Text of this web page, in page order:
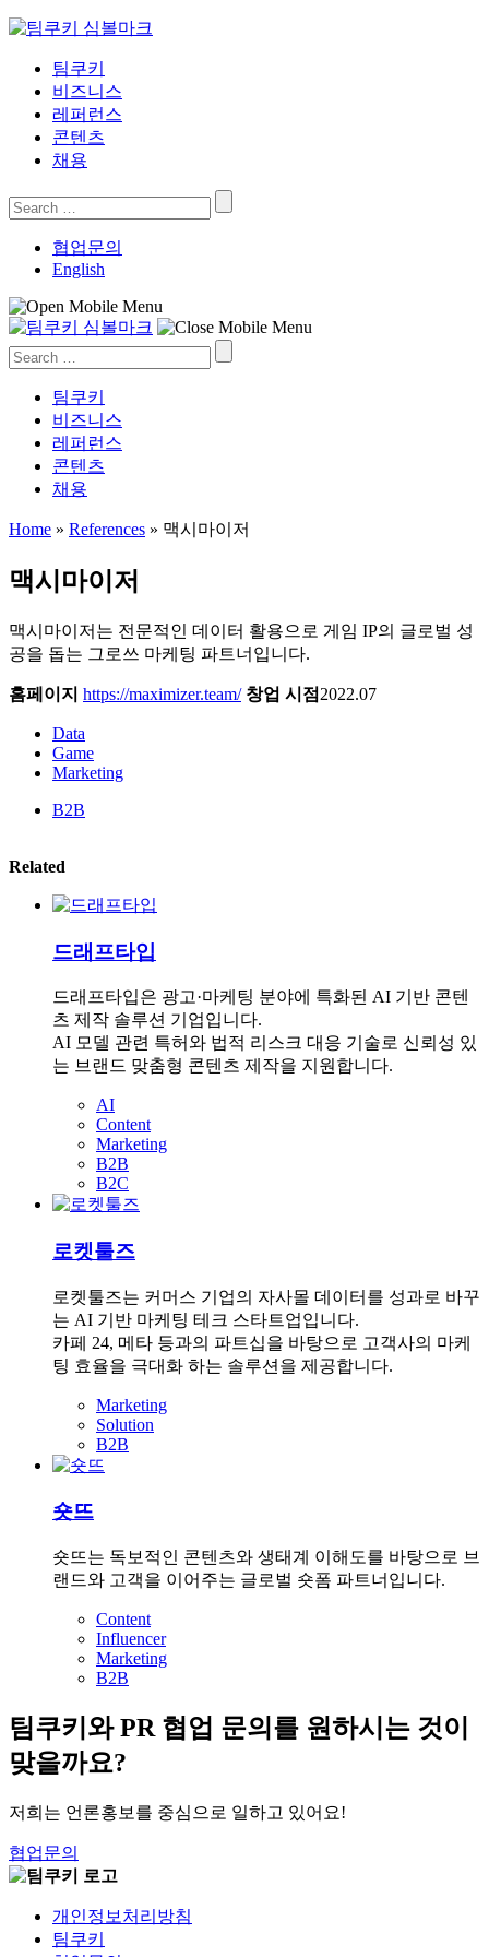
Skip
content팀쿠키
비즈니스
레퍼런스
콘텐츠
채용
Search
for:
협업문의
English
Search
for:
팀쿠키
비즈니스
레퍼런스
콘텐츠
채용
Home » References » 맥시마이저
맥시마이저
맥시마이저는 전문적인 데이터 활용으로 게임 IP의 글로벌 성
공을 돕는 그로쓰 마케팅 파트너입니다.
홈페이지 https://maximizer.team/ 창업 시점 2022.07
Data
Game
Marketing
B2B
Related
드래프타입
드래프타입은 광고·마케팅 분야에 특화된 AI 기반 콘텐
츠 제작 솔루션 기업입니다.
AI 모델 관련 특허와 법적 리스크 대응 기술로 신뢰성 있
는 브랜드 맞춤형 콘텐츠 제작을 지원합니다.
AI
Content
Marketing
B2B
B2C
로켓툴즈
로켓툴즈는 커머스 기업의 자사몰 데이터를 성과로 바꾸
는 AI 기반 마케팅 테크 스타트업입니다.
카페 24, 메타 등과의 파트십을 바탕으로 고객사의 마케
팅 효율을 극대화 하는 솔루션을 제공합니다.
Marketing
Solution
B2B
숏뜨
숏뜨는 독보적인 콘텐츠와 생태계 이해도를 바탕으로 브
랜드와 고객을 이어주는 글로벌 숏폼 파트너입니다.
Content
Influencer
Marketing
B2B
팀쿠키와 PR 협업 문의를 원하시는 것이
맞을까요?
저희는 언론홍보를 중심으로 일하고 있어요!
협업문의
개인정보처리방침
팀쿠키